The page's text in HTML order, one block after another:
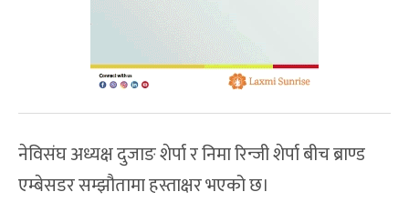
नेविसंघ अध्यक्ष दुजाङ शेर्पा र निमा रिन्जी शेर्पा बीच ब्राण्ड
एम्बेसडर सम्झौतामा हस्ताक्षर भएको छ।